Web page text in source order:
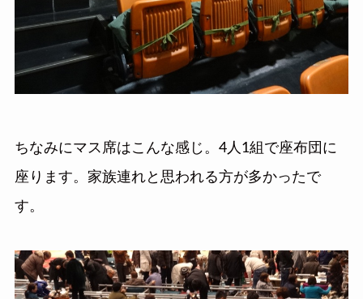
ちなみにマス席はこんな感じ。4人1組で座布団に
座ります。家族連れと思われる方が多かったで
す。